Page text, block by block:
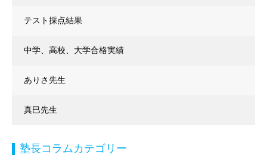
テスト採点結果
中学、高校、大学合格実績
ありさ先生
真巳先生
塾長コラムカテゴリー